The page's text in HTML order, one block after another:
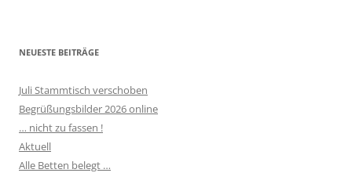
NEUESTE BEITRÄGE
Juli Stammtisch verschoben
Begrüßungsbilder 2026 online
… nicht zu fassen !
Aktuell
Alle Betten belegt …